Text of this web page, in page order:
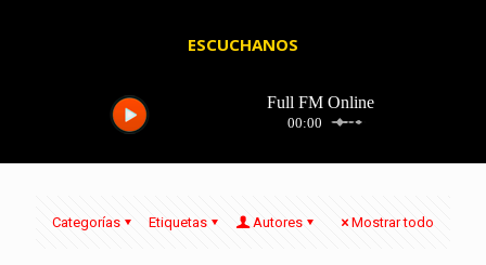
ESCUCHANOS
Categorías Etiquetas Autores Mostrar todo